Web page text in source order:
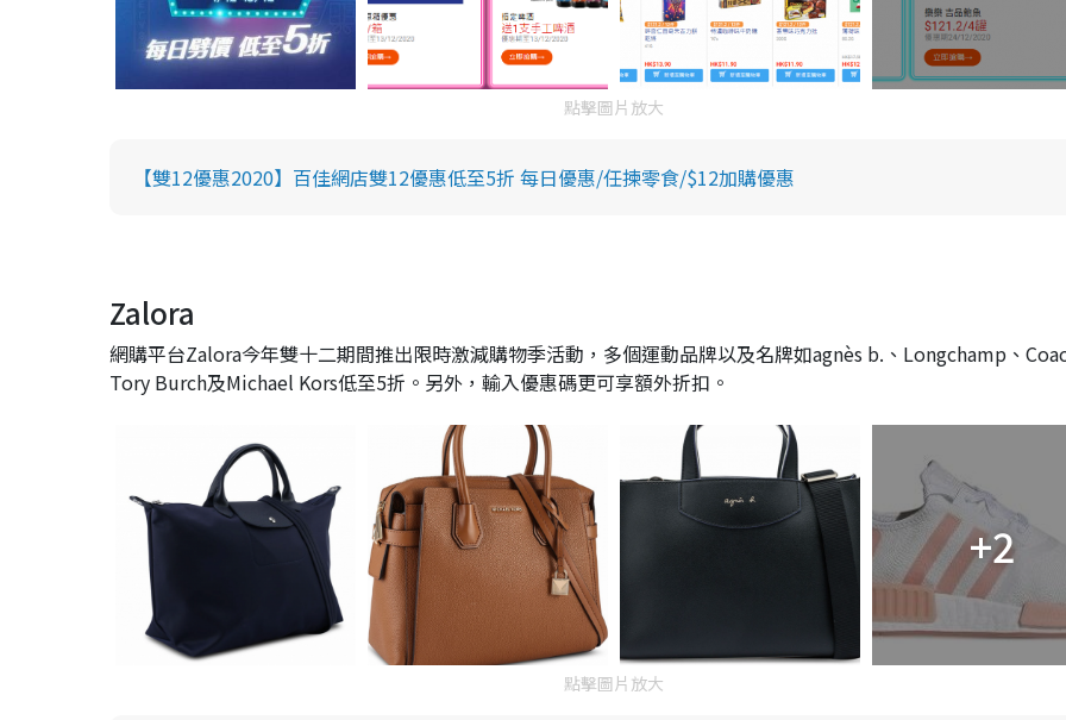
點擊圖片放大
【雙12優惠2020】百佳網店雙12優惠低至5折 每日優惠/任揀零食/$12加購優惠
Zalora
網購平台Zalora今年雙十二期間推出限時激減購物季活動，多個運動品牌以及名牌如agnès b.、Longchamp、
Tory Burch及Michael Kors低至5折。另外，輸入優惠碼更可享額外折扣。
+2
點擊圖片放大